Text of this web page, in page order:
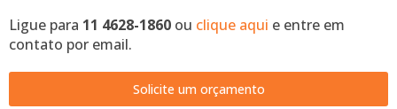
Ligue para 11 4628-1860 ou clique aqui e entre em
contato por email.
Solicite um orçamento